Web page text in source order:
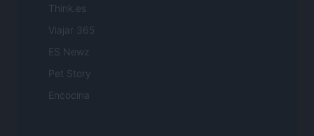
Think.es
Viajar 365
ES Newz
Pet Story
Encocina